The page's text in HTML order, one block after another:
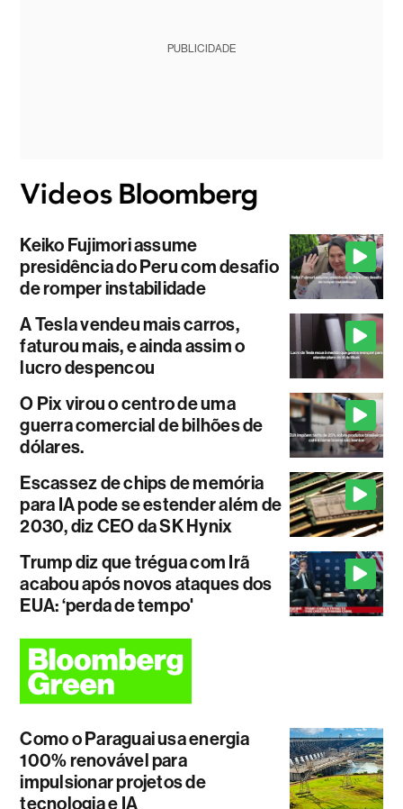
PUBLICIDADE
Keiko Fujimori assume
presidência do Peru com desafio
de romper instabilidade
A Tesla vendeu mais carros,
faturou mais, e ainda assim o
lucro despencou
O Pix virou o centro de uma
guerra comercial de bilhões de
dólares.
Escassez de chips de memória
para IA pode se estender além de
2030, diz CEO da SK Hynix
Trump diz que trégua com Irã
acabou após novos ataques dos
EUA: ‘perda de tempo'
Como o Paraguai usa energia
100% renovável para
impulsionar projetos de
tecnologia e IA